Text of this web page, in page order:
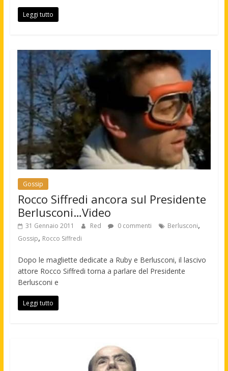
Leggi tutto
Gossip
Rocco Siffredi ancora sul Presidente
Berlusconi…Video
31 Gennaio 2011 Red 0 commenti Berlusconi,
Gossip, Rocco Siffredi
Dopo le magliette dedicate a Ruby e Berlusconi, il lascivo
attore Rocco Siffredi torna a parlare del Presidente
Berlusconi e
Leggi tutto